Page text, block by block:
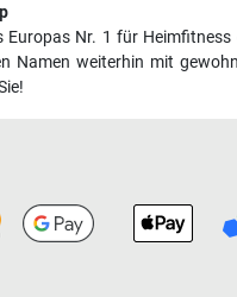
Nr. 1 für
Namen weiterhin mit